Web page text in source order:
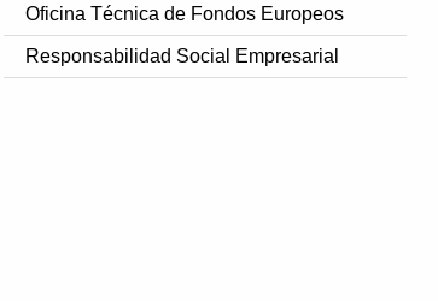
Oficina Técnica de Fondos Europeos
Responsabilidad Social Empresarial